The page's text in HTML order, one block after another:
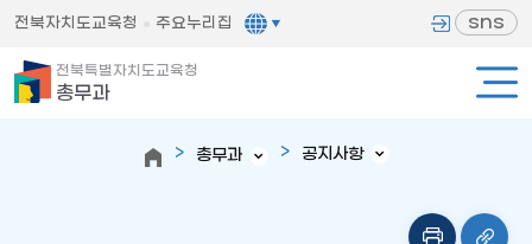
전북자치도교육청 주요누리집 sns
전북특별자치도교육청
총무과
총무과 공지사항